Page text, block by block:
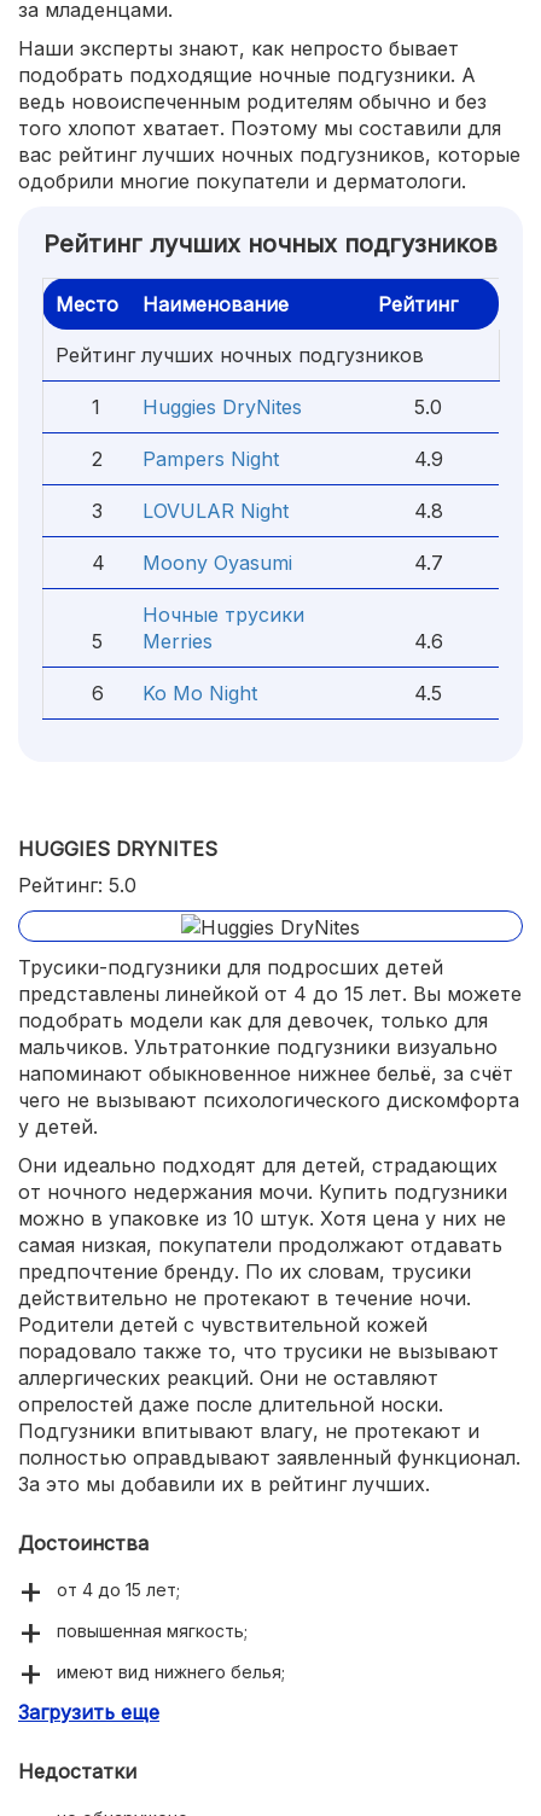
за младенцами.
Наши эксперты знают, как непросто бывает
подобрать подходящие ночные подгузники. А
ведь новоиспеченным родителям обычно и без
того хлопот хватает. Поэтому мы составили для
вас рейтинг лучших ночных подгузников, которые
одобрили многие покупатели и дерматологи.
Рейтинг лучших ночных подгузников
Место Наименование Рейтинг
Рейтинг лучших ночных подгузников
1 Huggies DryNites 5.0
2 Pampers Night 4.9
3 LOVULAR Night 4.8
4 Moony Oyasumi 4.7
5
Ночные трусики
Merries
4.6
6 Ko Mo Night 4.5
HUGGIES DRYNITES
Рейтинг: 5.0
Трусики-подгузники для подросших детей
представлены линейкой от 4 до 15 лет. Вы можете
подобрать модели как для девочек, только для
мальчиков. Ультратонкие подгузники визуально
напоминают обыкновенное нижнее бельё, за счёт
чего не вызывают психологического дискомфорта
у детей.
Они идеально подходят для детей, страдающих
от ночного недержания мочи. Купить подгузники
можно в упаковке из 10 штук. Хотя цена у них не
самая низкая, покупатели продолжают отдавать
предпочтение бренду. По их словам, трусики
действительно не протекают в течение ночи.
Родители детей с чувствительной кожей
порадовало также то, что трусики не вызывают
аллергических реакций. Они не оставляют
опрелостей даже после длительной носки.
Подгузники впитывают влагу, не протекают и
полностью оправдывают заявленный функционал.
За это мы добавили их в рейтинг лучших.
Достоинства
от 4 до 15 лет;
повышенная мягкость;
имеют вид нижнего белья;
не издают шуршащих звуков.
Загрузить еще
Недостатки